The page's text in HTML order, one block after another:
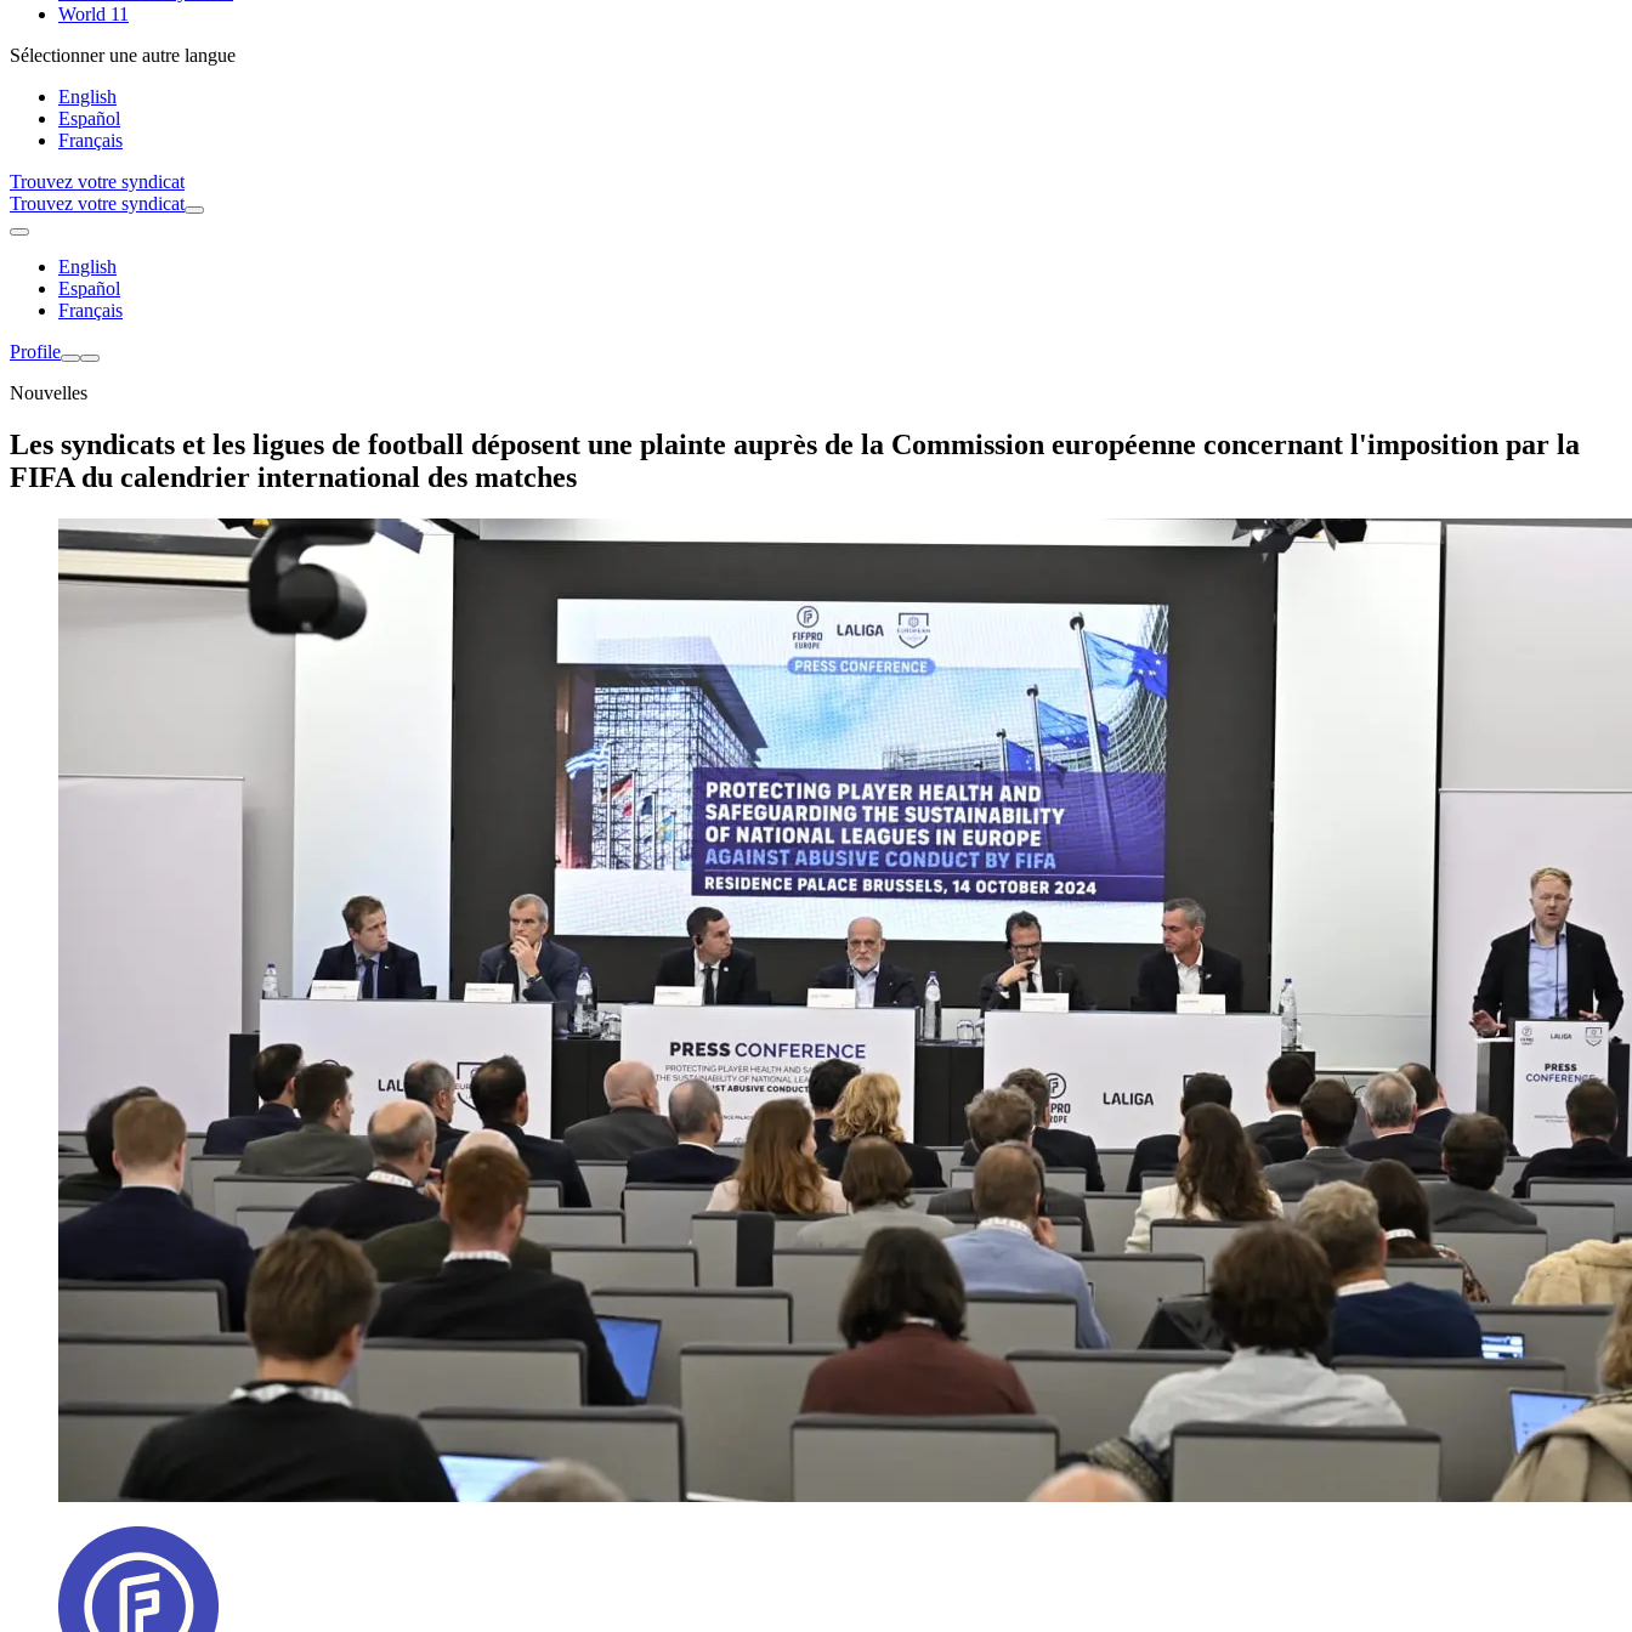
World 11
Sélectionner une autre langue
English
Español
Français
Trouvez votre syndicat
Trouvez votre syndicat
English
Español
Français
Profile
Nouvelles
Les syndicats et les ligues de football déposent une plainte auprès de la Commission européenne concernant l'imposition par la
FIFA du calendrier international des matches